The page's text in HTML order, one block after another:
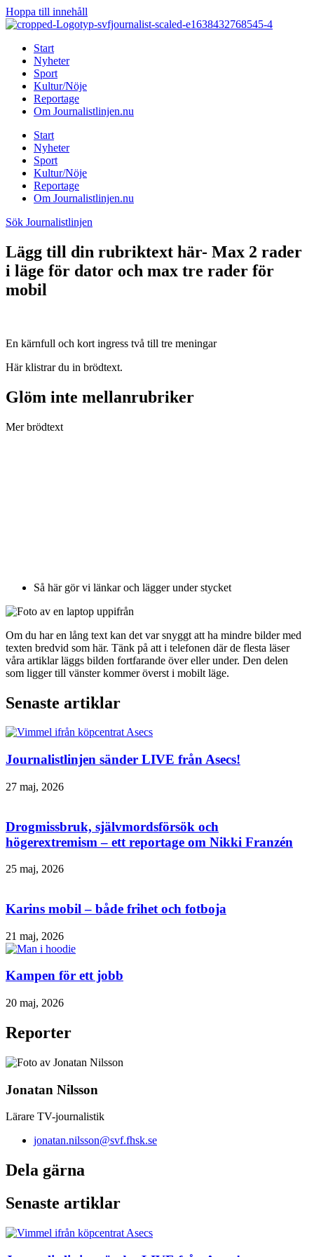
Hoppa till innehåll
Start
Nyheter
Sport
Kultur/Nöje
Reportage
Om Journalistlinjen.nu
Start
Nyheter
Sport
Kultur/Nöje
Reportage
Om Journalistlinjen.nu
Sök Journalistlinjen
Lägg till din rubriktext här- Max 2 rader
i läge för dator och max tre rader för
mobil
En kärnfull och kort ingress två till tre meningar
Här klistrar du in brödtext.
Glöm inte mellanrubriker
Mer brödtext
Så här gör vi länkar och lägger under stycket
Om du har en lång text kan det var snyggt att ha mindre bilder med
texten bredvid som här. Tänk på att i telefonen där de flesta läser
våra artiklar läggs bilden fortfarande över eller under. Den delen
som ligger till vänster kommer överst i mobilt läge.
Senaste artiklar
Journalistlinjen sänder LIVE från Asecs!
27 maj, 2026
Drogmissbruk, självmordsförsök och
högerextremism – ett reportage om Nikki Franzén
25 maj, 2026
Karins mobil – både frihet och fotboja
21 maj, 2026
Kampen för ett jobb
20 maj, 2026
Reporter
Jonatan Nilsson
Lärare TV-journalistik
jonatan.nilsson@svf.fhsk.se
Dela gärna
Senaste artiklar